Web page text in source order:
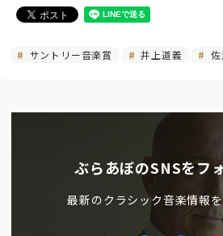
サントリー音楽賞 井上道義
ぶらあぼのSNSをフ
最新のクラシック音楽情報